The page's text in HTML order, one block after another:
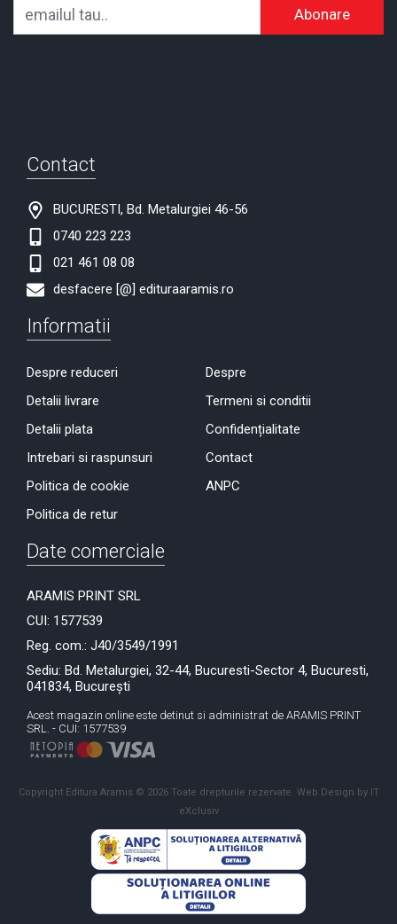
Abonare
Contact
BUCURESTI, Bd. Metalurgiei 46-56
0740 223 223
021 461 08 08
desfacere [@] edituraaramis.ro
Informatii
Despre reduceri
Detalii livrare
Detalii plata
Intrebari si raspunsuri
Politica de cookie
Politica de retur
Despre
Termeni si conditii
Confidențialitate
Contact
ANPC
Date comerciale
ARAMIS PRINT SRL
CUI: 1577539
Reg. com.: J40/3549/1991
Sediu: Bd. Metalurgiei, 32-44, Bucuresti-Sector 4, Bucuresti,
041834, București
Acest magazin online este detinut si administrat de ARAMIS PRINT
SRL. - CUI: 1577539
Copyright Editura Aramis © 2026 Toate drepturile rezervate. Web Design by IT
eXclusiv